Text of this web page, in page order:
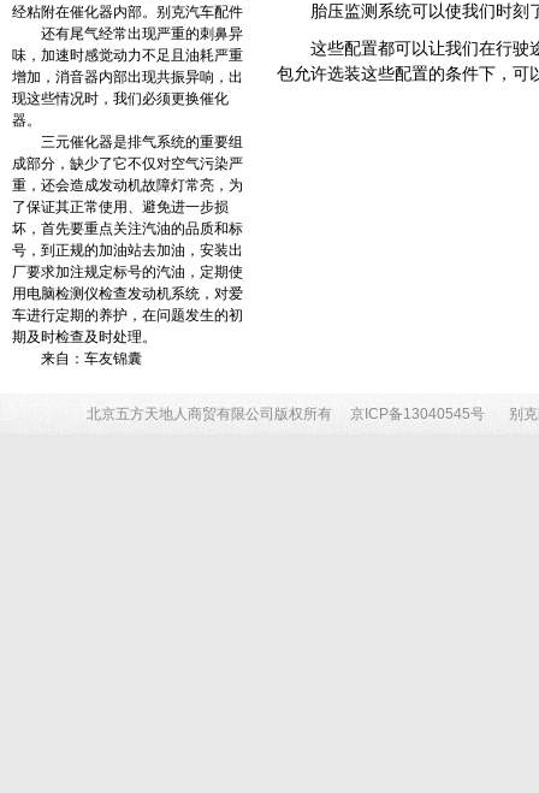
经粘附在催化器内部。别克汽车配件
还有尾气经常出现严重的刺鼻异
味，加速时感觉动力不足且油耗严重
增加，消音器内部出现共振异响，出
现这些情况时，我们必须更换催化
器。
三元催化器是排气系统的重要组
成部分，缺少了它不仅对空气污染严
重，还会造成发动机故障灯常亮，为
了保证其正常使用、避免进一步损
坏，首先要重点关注汽油的品质和标
号，到正规的加油站去加油，安装出
厂要求加注规定标号的汽油，定期使
用电脑检测仪检查发动机系统，对爱
车进行定期的养护，在问题发生的初
期及时检查及时处理。
来自：车友锦囊
胎压监测系统可以使我们时刻
这些配置都可以让我们在行驶
包允许选装这些配置的条件下，可
北京五方天地人商贸有限公司版权所有 京ICP备13040545号 别